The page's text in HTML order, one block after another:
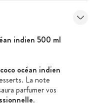
indien 500 ml
océan indien
La note
parfumer vos
.